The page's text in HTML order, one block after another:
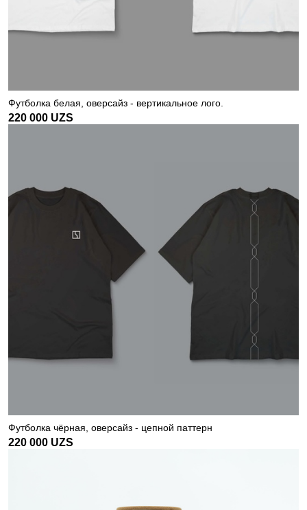
Футболка белая, оверсайз - вертикальное лого.
220 000 UZS
Футболка чёрная, оверсайз - цепной паттерн
220 000 UZS